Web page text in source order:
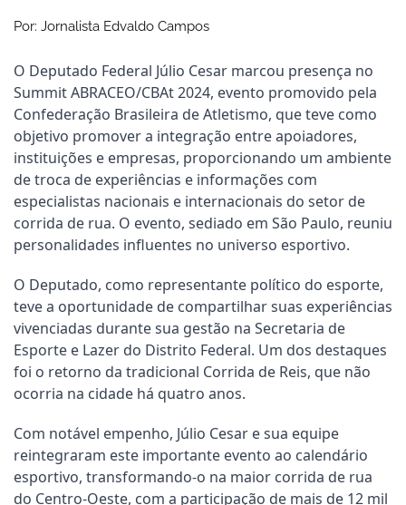
Por: Jornalista Edvaldo Campos
O Deputado Federal Júlio Cesar marcou presença no
Summit ABRACEO/CBAt 2024, evento promovido pela
Confederação Brasileira de Atletismo, que teve como
objetivo promover a integração entre apoiadores,
instituições e empresas, proporcionando um ambiente
de troca de experiências e informações com
especialistas nacionais e internacionais do setor de
corrida de rua. O evento, sediado em São Paulo, reuniu
personalidades influentes no universo esportivo.
O Deputado, como representante político do esporte,
teve a oportunidade de compartilhar suas experiências
vivenciadas durante sua gestão na Secretaria de
Esporte e Lazer do Distrito Federal. Um dos destaques
foi o retorno da tradicional Corrida de Reis, que não
ocorria na cidade há quatro anos.
Com notável empenho, Júlio Cesar e sua equipe
reintegraram este importante evento ao calendário
esportivo, transformando-o na maior corrida de rua
do Centro-Oeste, com a participação de mais de 12 mil